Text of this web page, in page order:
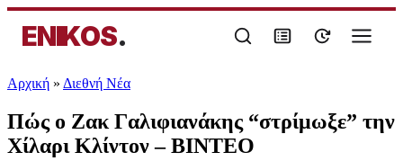
ENIKOS.
Αρχική » Διεθνή Νέα
Πώς ο Ζακ Γαλιφιανάκης “στρίμωξε” την
Χίλαρι Κλίντον – ΒΙΝΤΕΟ